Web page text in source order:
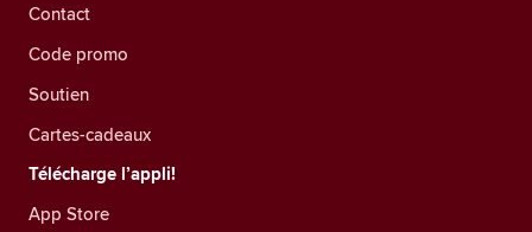
Contact
Code promo
Soutien
Cartes-cadeaux
Télécharge l’appli!
App Store